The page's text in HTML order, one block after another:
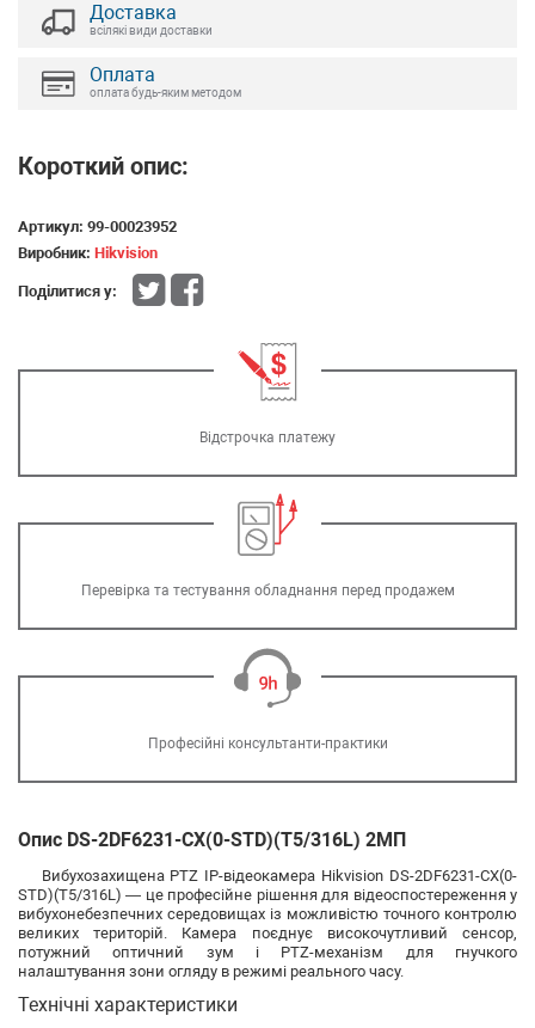
Доставка
всілякі види доставки
Оплата
оплата будь-яким методом
Короткий опис:
Артикул: 99-00023952
Виробник: Hikvision
Поділитися у:
Відстрочка платежу
Перевірка та тестування обладнання перед продажем
Професійні консультанти-практики
Опис DS-2DF6231-CX(0-STD)(T5/316L) 2МП
Вибухозахищена PTZ IP-відеокамера Hikvision DS-2DF6231-CX(0-
STD)(T5/316L) — це професійне рішення для відеоспостереження у
вибухонебезпечних середовищах із можливістю точного контролю
великих територій. Камера поєднує високочутливий сенсор,
потужний оптичний зум і PTZ-механізм для гнучкого
налаштування зони огляду в режимі реального часу.
Технічні характеристики